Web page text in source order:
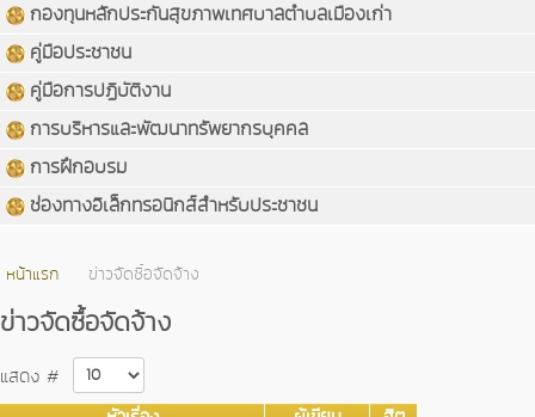
กองทุนหลักประกันสุขภาพเทศบาลตำบลเมืองเก่า
คู่มือประชาชน
คู่มือการปฏิบัติงาน
การบริหารและพัฒนาทรัพยากรบุคคล
การฝึกอบรม
ช่องทางอิเล็กทรอนิกส์สำหรับประชาชน
หน้าแรก ข่าวจัดซื้อจัดจ้าง
ข่าวจัดซื้อจัดจ้าง
แสดง #